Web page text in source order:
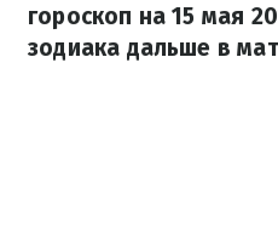
гороскоп на 15 мая
зодиака дальше в